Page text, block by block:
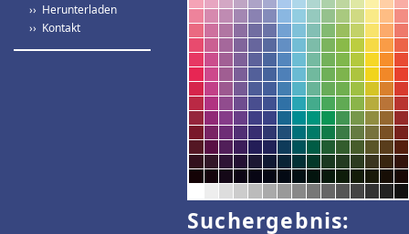
›› Herunterladen
›› Kontakt
Suchergebnis: